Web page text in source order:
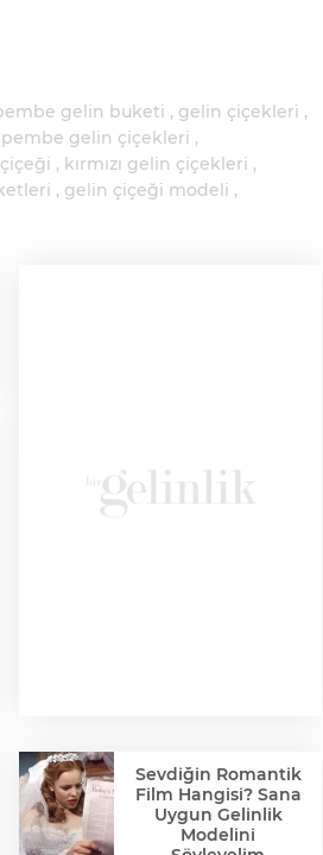
gelin buketi
gelin çiçekleri
pembe gelin çiçekleri
çiçeği
kırmızı gelin çiçekleri
gelin çiçeği modeli
Sevdiğin Romantik
Film Hangisi? Sana
Uygun Gelinlik
Modelini